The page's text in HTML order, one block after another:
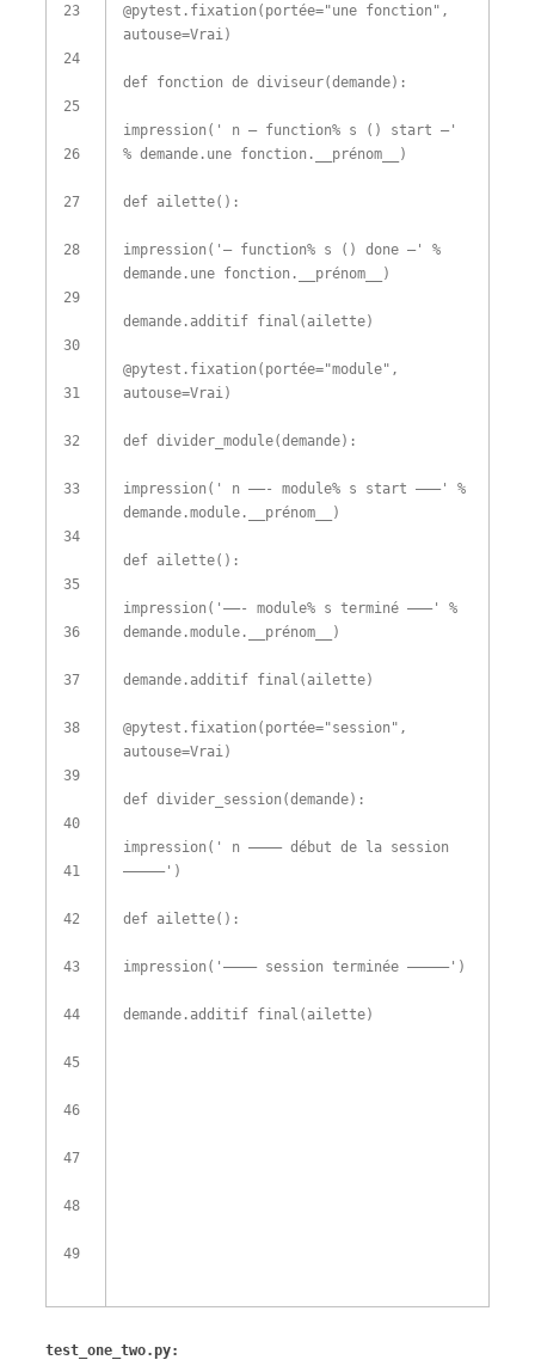
23
24
25
26
27
28
29
30
31
32
33
34
35
36
37
38
39
40
41
42
43
44
45
46
47
48
49
@pytest . fixation ( portée="une fonction" ,
autouse=Vrai)
def fonction de diviseur(demande) :
impression ( ' n — function% s () start —'
% demande . une fonction . __prénom__ )
def ailette( ) :
impression ( '— function% s () done —'
%
demande . une fonction . __prénom__ )
demande . additif final ( ailette)
@pytest . fixation ( portée="module" ,
autouse=Vrai)
def divider_module(demande) :
impression ( ' n ——- module% s start ———'
%
demande .module . __prénom__ )
def ailette( ) :
impression ( '——- module% s terminé ———'
%
demande .module . __prénom__ )
demande . additif final ( ailette)
@pytest . fixation ( portée="session" ,
autouse=Vrai)
def divider_session (demande) :
impression ( ' n ———– début de la session
—————' )
def ailette( ) :
impression ( '———– session terminée —————' )
demande . additif final ( ailette)
test_one_two.py: